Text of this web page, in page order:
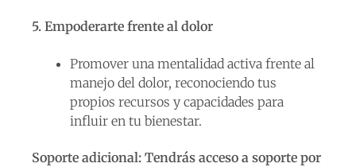
5. Empoderarte frente al dolor
Promover una mentalidad activa frente al
manejo del dolor, reconociendo tus
propios recursos y capacidades para
influir en tu bienestar.
Soporte adicional: Tendrás acceso a soporte por